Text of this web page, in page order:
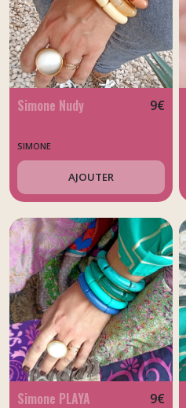
Simone Nudy 9€
SIMONE
AJOUTER
Simone PLAYA 9€